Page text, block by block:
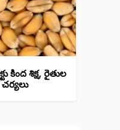
కింద శిక్ష, రైతుల
చర్యలు